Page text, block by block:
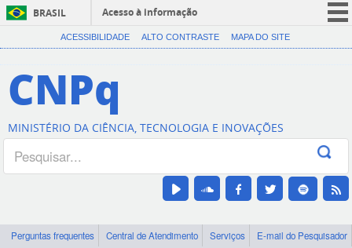
BRASIL
Acesso à informação
CORONAVÍRUS (COVID-19)
Canais
ACESSIBILIDADE ALTO CONTRASTE MAPA DO SITE
CNPq
MINISTÉRIO DA CIÊNCIA, TECNOLOGIA E INOVAÇÕES
Perguntas frequentes Central de Atendimento Serviços
E-mail do Pesquisador